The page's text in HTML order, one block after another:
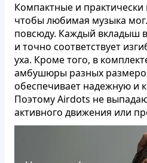
Компактные и
чтобы любимая музыка
повсюду. Каждый вкладыш
и точно соответствует
уха. Кроме того, в
амбушюры разных
обеспечивает надежную и
Поэтому Airdots не
активного движения или